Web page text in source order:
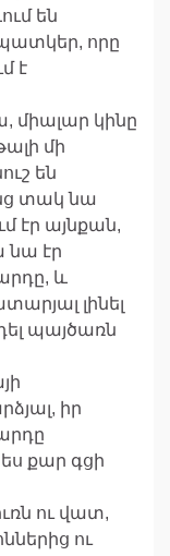
են
որը
է
միալար կինը
մի
են
տակ նա
էր այնքան,
նա էր
և
լինել
պայծառն
իր
քար գցի
ու վատ,
ու